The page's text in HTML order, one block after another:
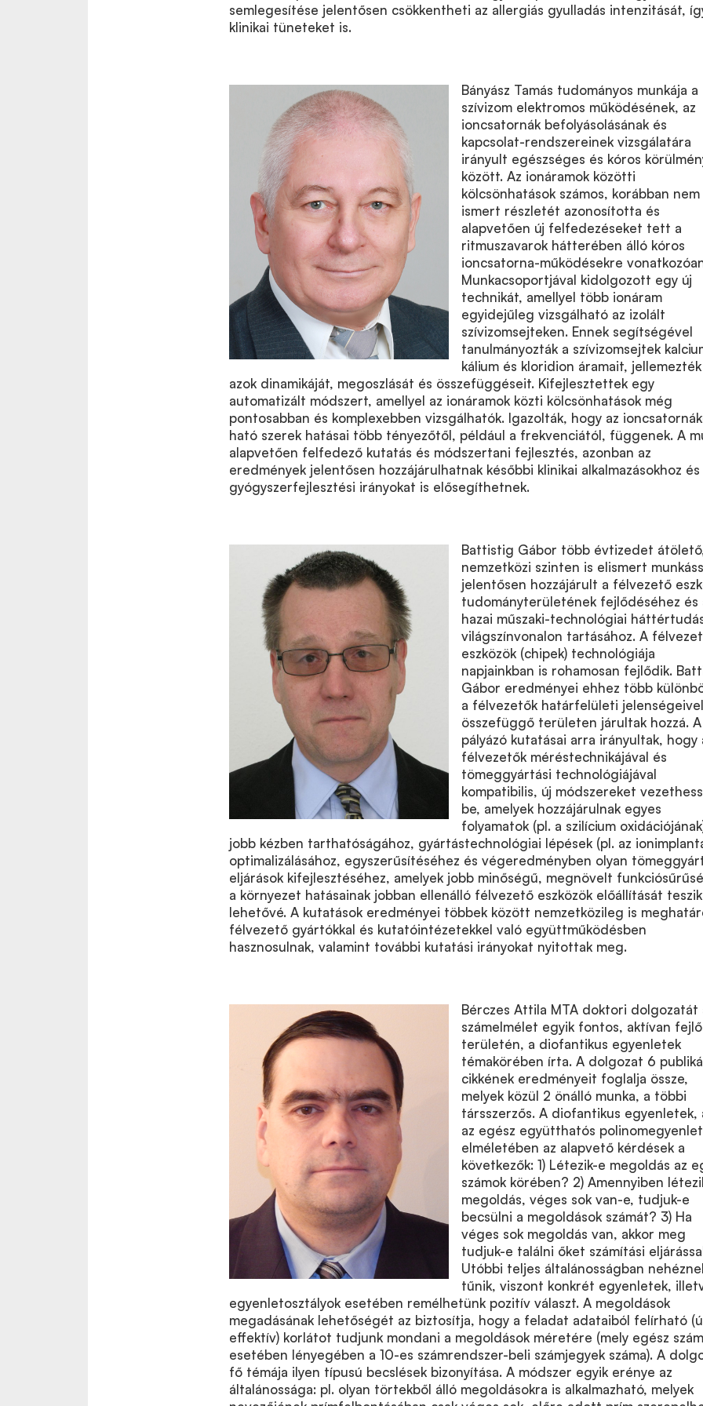
semlegesítése jelentősen csökkentheti az allergiás gyulladás intenzitását,
klinikai tüneteket is.
Bányász Tamás tudományos munkája a
szívizom elektromos működésének, az
ioncsatornák befolyásolásának és
kapcsolat-rendszereinek vizsgálatára
irányult egészséges és kóros
között. Az ionáramok közötti
kölcsönhatások számos, korábban nem
ismert részletét azonosította és
alapvetően új felfedezéseket tett a
ritmuszavarok hátterében álló kóros
ioncsatorna-működésekre
Munkacsoportjával kidolgozott egy új
technikát, amellyel több ionáram
egyidejűleg vizsgálható az izolált
szívizomsejteken. Ennek segítségével
tanulmányozták a szívizomsejtek
kálium és kloridion áramait, jellemezték
azok dinamikáját, megoszlását és összefüggéseit. Kifejlesztettek egy
automatizált módszert, amellyel az ionáramok közti kölcsönhatások még
pontosabban és komplexebben vizsgálhatók. Igazolták, hogy az
ható szerek hatásai több tényezőtől, például a frekvenciától, függenek. A
alapvetően felfedező kutatás és módszertani fejlesztés, azonban az
eredmények jelentősen hozzájárulhatnak későbbi klinikai alkalmazásokhoz és
gyógyszerfejlesztési irányokat is elősegíthetnek.
Battistig Gábor több évtizedet
nemzetközi szinten is elismert
jelentősen hozzájárult a félvezető
tudományterületének fejlődéséhez és
hazai műszaki-technológiai
világszínvonalon tartásához. A
eszközök (chipek) technológiája
napjainkban is rohamosan fejlődik.
Gábor eredményei ehhez több
a félvezetők határfelületi jelenségeivel
összefüggő területen járultak hozzá. A
pályázó kutatásai arra irányultak, hogy
félvezetők méréstechnikájával és
tömeggyártási technológiájával
kompatibilis, új módszereket
be, amelyek hozzájárulnak egyes
folyamatok (pl. a szilícium
jobb kézben tarthatóságához, gyártástechnológiai lépések (pl. az
optimalizálásához, egyszerűsítéséhez és végeredményben olyan
eljárások kifejlesztéséhez, amelyek jobb minőségű, megnövelt
a környezet hatásainak jobban ellenálló félvezető eszközök előállítását teszik
lehetővé. A kutatások eredményei többek között nemzetközileg is
félvezető gyártókkal és kutatóintézetekkel való együttműködésben
hasznosulnak, valamint további kutatási irányokat nyitottak meg.
Bérczes Attila MTA doktori dolgozatát
számelmélet egyik fontos, aktívan
területén, a diofantikus egyenletek
témakörében írta. A dolgozat 6
cikkének eredményeit foglalja össze,
melyek közül 2 önálló munka, a többi
társszerzős. A diofantikus egyenletek,
az egész együtthatós
elméletében az alapvető kérdések a
következők: 1) Létezik-e megoldás az
számok körében? 2) Amennyiben
megoldás, véges sok van-e, tudjuk-e
becsülni a megoldások számát? 3) Ha
véges sok megoldás van, akkor meg
tudjuk-e találni őket számítási
Utóbbi teljes általánosságban
tűnik, viszont konkrét egyenletek,
egyenletosztályok esetében remélhetünk pozitív választ. A megoldások
megadásának lehetőségét az biztosítja, hogy a feladat adataiból felírható
effektív) korlátot tudjunk mondani a megoldások méretére (mely egész
esetében lényegében a 10-es számrendszer-beli számjegyek száma). A
fő témája ilyen típusú becslések bizonyítása. A módszer egyik erénye az
általánossága: pl. olyan törtekből álló megoldásokra is alkalmazható, melyek